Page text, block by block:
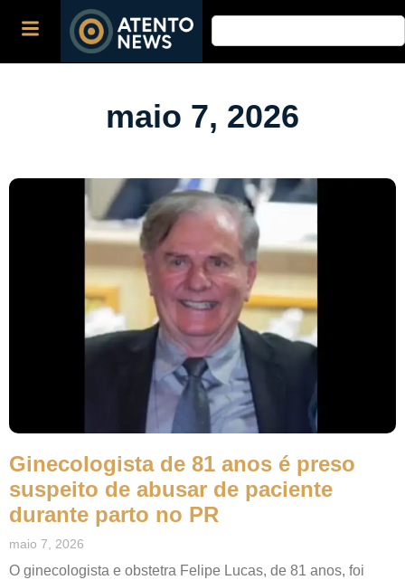
maio 7, 2026
Ginecologista de 81 anos é preso
suspeito de abusar de paciente
durante parto no PR
maio 7, 2026
O ginecologista e obstetra Felipe Lucas, de 81 anos, foi